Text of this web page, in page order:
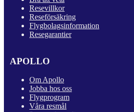
Resevillkor
Reseförsäkring
Flygbolagsinformation
Resegarantier
APOLLO
Om Apollo
Jobba hos oss
Flygprogram
Våra resmål